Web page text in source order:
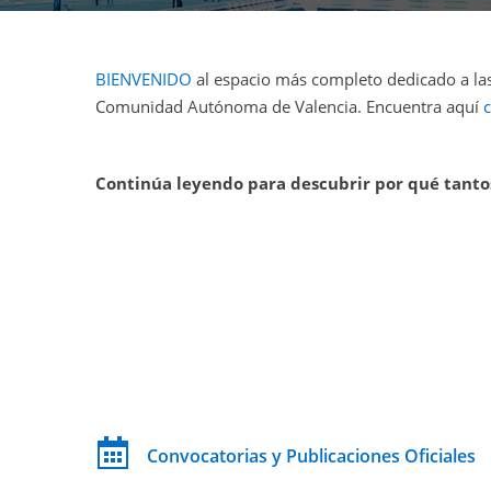
BIENVENIDO al espacio más completo dedicado a
Comunidad Autónoma de Valencia. Encuentra aquí
Continúa leyendo para descubrir por qué
Convocatorias y Publicaciones Oficiales